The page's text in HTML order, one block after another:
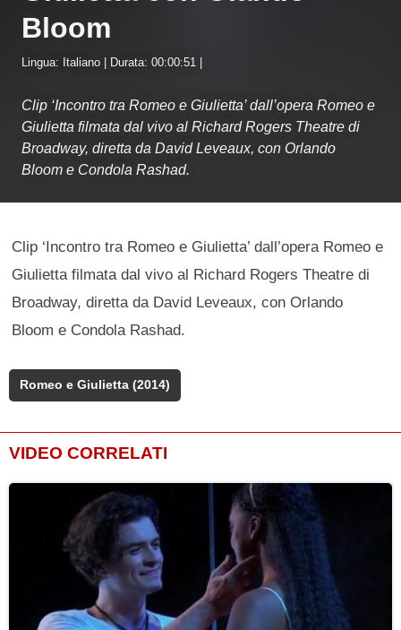
Bloom
Lingua: Italiano | Durata: 00:00:51 |
Clip ‘Incontro tra Romeo e Giulietta’ dall’opera Romeo e
Giulietta filmata dal vivo al Richard Rogers Theatre di
Broadway, diretta da David Leveaux, con Orlando
Bloom e Condola Rashad.
Clip ‘Incontro tra Romeo e Giulietta’ dall’opera Romeo e
Giulietta filmata dal vivo al Richard Rogers Theatre di
Broadway, diretta da David Leveaux, con Orlando
Bloom e Condola Rashad.
Romeo e Giulietta (2014)
VIDEO CORRELATI